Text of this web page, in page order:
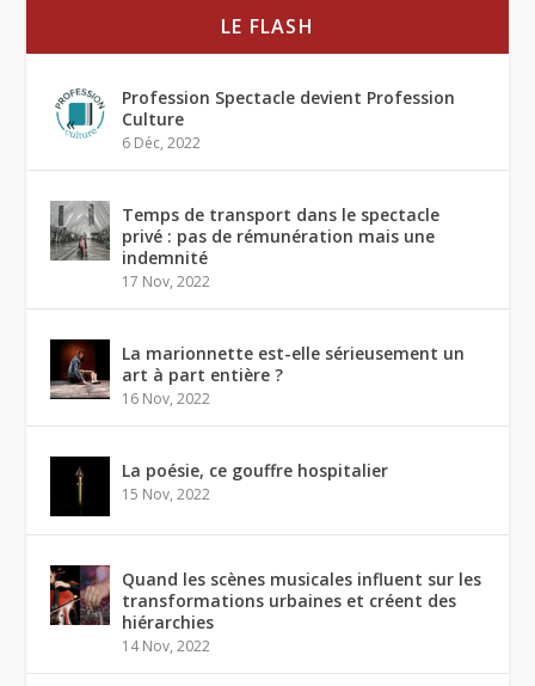
LE FLASH
Profession Spectacle devient Profession
Culture
6 Déc, 2022
Temps de transport dans le spectacle
privé : pas de rémunération mais une
indemnité
17 Nov, 2022
La marionnette est-elle sérieusement un
art à part entière ?
16 Nov, 2022
La poésie, ce gouffre hospitalier
15 Nov, 2022
Quand les scènes musicales influent sur les
transformations urbaines et créent des
hiérarchies
14 Nov, 2022